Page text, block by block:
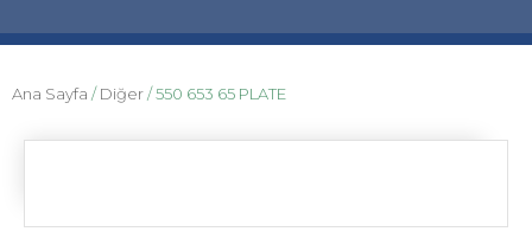
Ana Sayfa /Diğer/ 550 653 65 PLATE